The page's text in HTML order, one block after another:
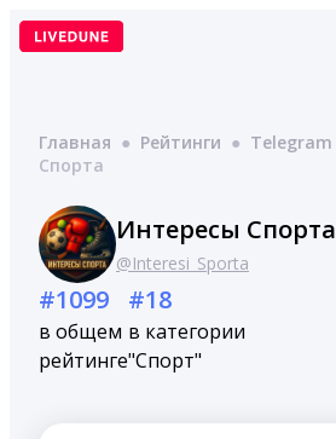
Перейти
Главная ● Рейтинги ● Telegram
Спорта
Интересы Спорта
@Interesi_Sporta
#1099
в общем
рейтинге
#18
в категории
"Спорт"